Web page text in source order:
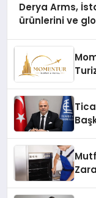
Derya Arms,
ürünlerini ve